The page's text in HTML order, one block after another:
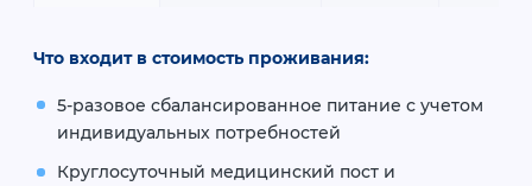
Что входит в стоимость проживания:
5-разовое сбалансированное питание с учетом
индивидуальных потребностей
Круглосуточный медицинский пост и